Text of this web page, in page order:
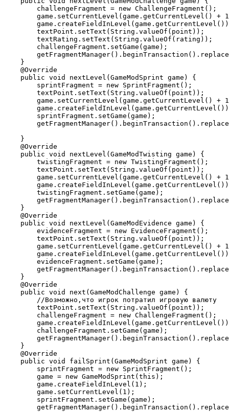
        challengeFragment = new ChallengeFragment();
game.setCurrentLevel(game.getCurrentLevel() +
        textPoint.setText(String.valueOf(point));
        textRating.setText(String.valueOf(rating));
        challengeFragment.setGame(game);
    }
    @Override
    public void nextLevel(GameModSprint game) {
        sprintFragment = new SprintFragment();
        textPoint.setText(String.valueOf(point));
game.setCurrentLevel(game.getCurrentLevel() +
        sprintFragment.setGame(game);
    }
    @Override
    public void nextLevel(GameModTwisting game) {
        twistingFragment = new TwistingFragment();
        textPoint.setText(String.valueOf(point));
game.setCurrentLevel(game.getCurrentLevel() +
        twistingFragment.setGame(game);
    }
    @Override
    public void nextLevel(GameModEvidence game) {
        evidenceFragment = new EvidenceFragment();
        textPoint.setText(String.valueOf(point));
game.setCurrentLevel(game.getCurrentLevel() +
        evidenceFragment.setGame(game);
    }
    @Override
    public void next(GameModChallenge game) {
        //Возможно,что игрок потратил игровую валюту
        textPoint.setText(String.valueOf(point));
        challengeFragment = new ChallengeFragment();
        challengeFragment.setGame(game);
    }
    @Override
    public void failSprint(GameModSprint game) {
        sprintFragment = new SprintFragment();
        game = new GameModSprint(this);
        game.createFieldInLevel(1);
        game.setCurrentLevel(1);
        sprintFragment.setGame(game);